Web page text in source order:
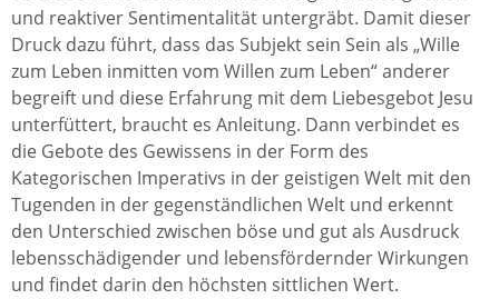
und reaktiver Sentimentalität untergräbt. Damit dieser
Druck dazu führt, dass das Subjekt sein Sein als „Wille
zum Leben inmitten vom Willen zum Leben“ anderer
begreift und diese Erfahrung mit dem Liebesgebot Jesu
unterfüttert, braucht es Anleitung. Dann verbindet es
die Gebote des Gewissens in der Form des
Kategorischen Imperativs in der geistigen Welt mit den
Tugenden in der gegenständlichen Welt und erkennt
den Unterschied zwischen böse und gut als Ausdruck
lebensschädigender und lebensfördernder Wirkungen
und findet darin den höchsten sittlichen Wert.